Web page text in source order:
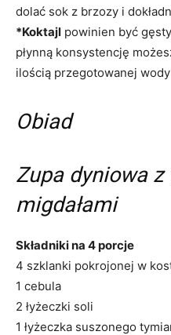
dolać sok z brzozy i
*Koktajl powinien być
płynną konsystencję
ilością przegotowanej
Obiad
Zupa dyniowa
migdałami
Składniki na 4 porcje
4 szklanki pokrojonej w
1 cebula
2 łyżeczki soli
1 łyżeczka suszonego